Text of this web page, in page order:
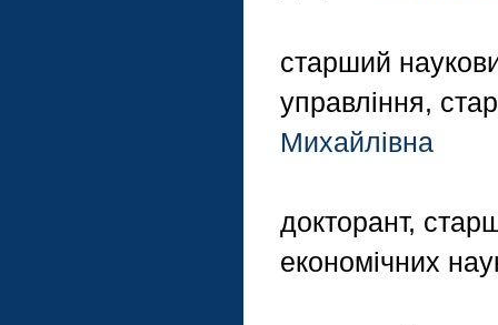
старший
управління,
Михайлівна
докторант,
економічних